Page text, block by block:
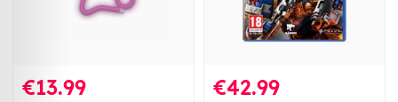
€13.99 €42.99